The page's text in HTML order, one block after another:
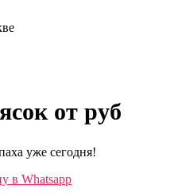
от руб
уже сегодня!
в Whatsapp